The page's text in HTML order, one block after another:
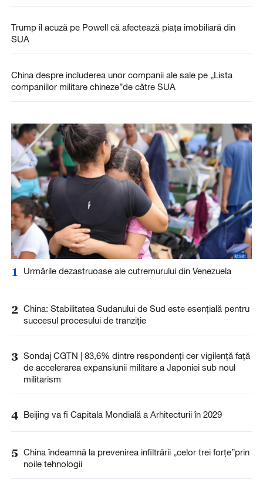
Trump îl acuză pe Powell că afectează piața imobiliară din
SUA
China despre includerea unor companii ale sale pe „Lista
companiilor militare chineze”de către SUA
1 Urmările dezastruoase ale cutremurului din Venezuela
2 China: Stabilitatea Sudanului de Sud este esențială pentru
succesul procesului de tranziție
3 Sondaj CGTN | 83,6% dintre respondenți cer vigilență față
de accelerarea expansiunii militare a Japoniei sub noul
militarism
4 Beijing va fi Capitala Mondială a Arhitecturii în 2029
5 China îndeamnă la prevenirea infiltrării „celor trei forțe”prin
noile tehnologii